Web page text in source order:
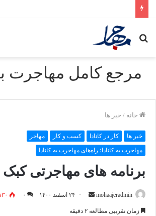
جستجو
مرجع کامل مهاجرت
خانه / خبر ها
خبر ها کار در کانادا کسب و کار
مهاجر
مهاجرت به کانادا؛ راه‌های مهاجرت به کانادا
برنامه های مهاجرتی کبک
mohaajeradmin ۲۴ اسفند ۱۴۰۰ ۰
زمان تقریبی مطالعه ۲ دقیقه